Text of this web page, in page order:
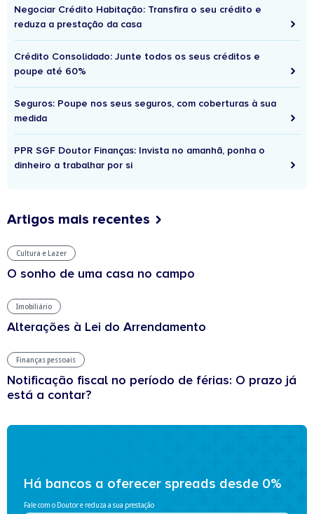
Negociar Crédito Habitação: Transfira o seu crédito e
reduza a prestação da casa
Crédito Consolidado: Junte todos os seus créditos e
poupe até 60%
Seguros: Poupe nos seus seguros, com coberturas à sua
medida
PPR SGF Doutor Finanças: Invista no amanhã, ponha o
dinheiro a trabalhar por si
Artigos mais recentes
Cultura e Lazer
O sonho de uma casa no campo
Imobiliário
Alterações à Lei do Arrendamento
Finanças pessoais
Notificação fiscal no período de férias: O prazo já
está a contar?
Há bancos a oferecer spreads desde 0%
Fale com o Doutor e reduza a sua prestação